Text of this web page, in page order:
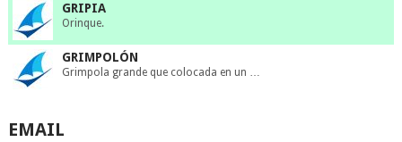
GRIPIA
Orinque.
GRIMPOLÓN
Grimpola grande que colocada en un …
EMAIL